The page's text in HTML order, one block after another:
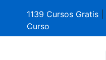
1139 Cursos Gratis
Curso